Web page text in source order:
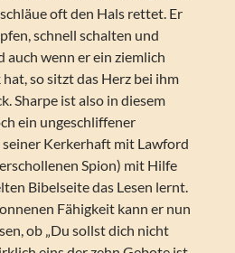
oft den Hals rettet. Er
schnell schalten und
auch wenn er ein ziemlich
so sitzt das Herz bei ihm
Sharpe ist also in diesem
ein ungeschliffener
Kerkerhaft mit Lawford
Spion) mit Hilfe
Bibelseite das Lesen lernt.
Fähigkeit kann er nun
ob „Du sollst dich nicht